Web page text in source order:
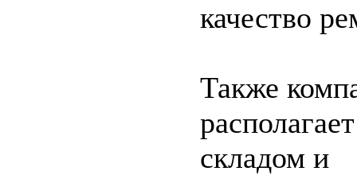
качество
Также
располагает
складом и